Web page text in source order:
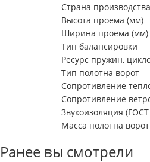
Страна производства
Высота проема (мм)
Ширина проема (мм)
Тип балансировки
Ресурс пружин,
Тип полотна ворот
Сопротивление
Сопротивление
Звукоизоляция
Масса полотна
Ранее вы смотрели